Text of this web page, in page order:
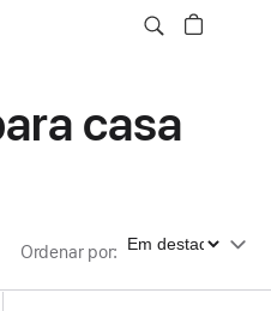
casa
Ordenar por: Ordenar por